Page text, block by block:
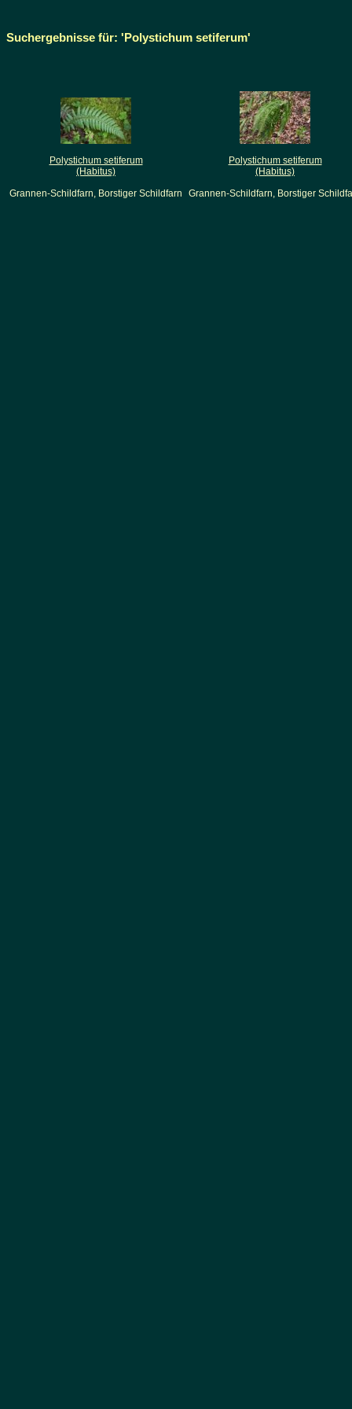
Suchergebnisse für: 'Polystichum setiferum'
Polystichum setiferum
(Habitus)
Grannen-Schildfarn, Borstiger Schildfarn
Polystichum setiferum
(Habitus)
Grannen-Schildfarn, Borstiger